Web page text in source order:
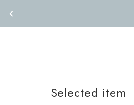
Selected item